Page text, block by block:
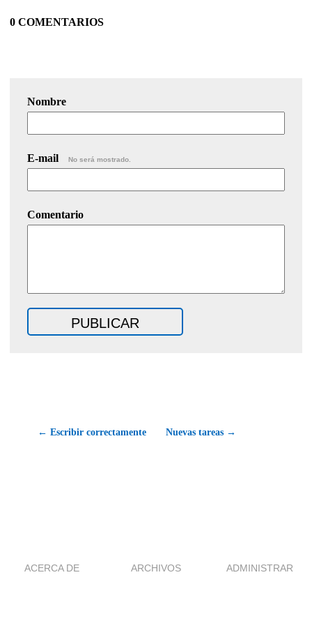
0 COMENTARIOS
Nombre
E-mail No será mostrado.
Comentario
← Escribir correctamente Nuevas tareas →
ACERCA DE ARCHIVOS ADMINISTRAR